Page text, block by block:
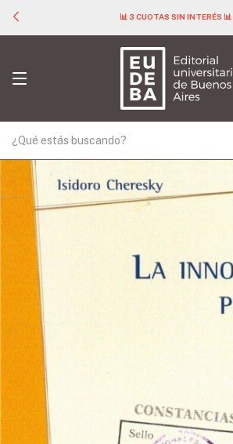
📊 3 CUOTAS SIN INTERÉS 📊